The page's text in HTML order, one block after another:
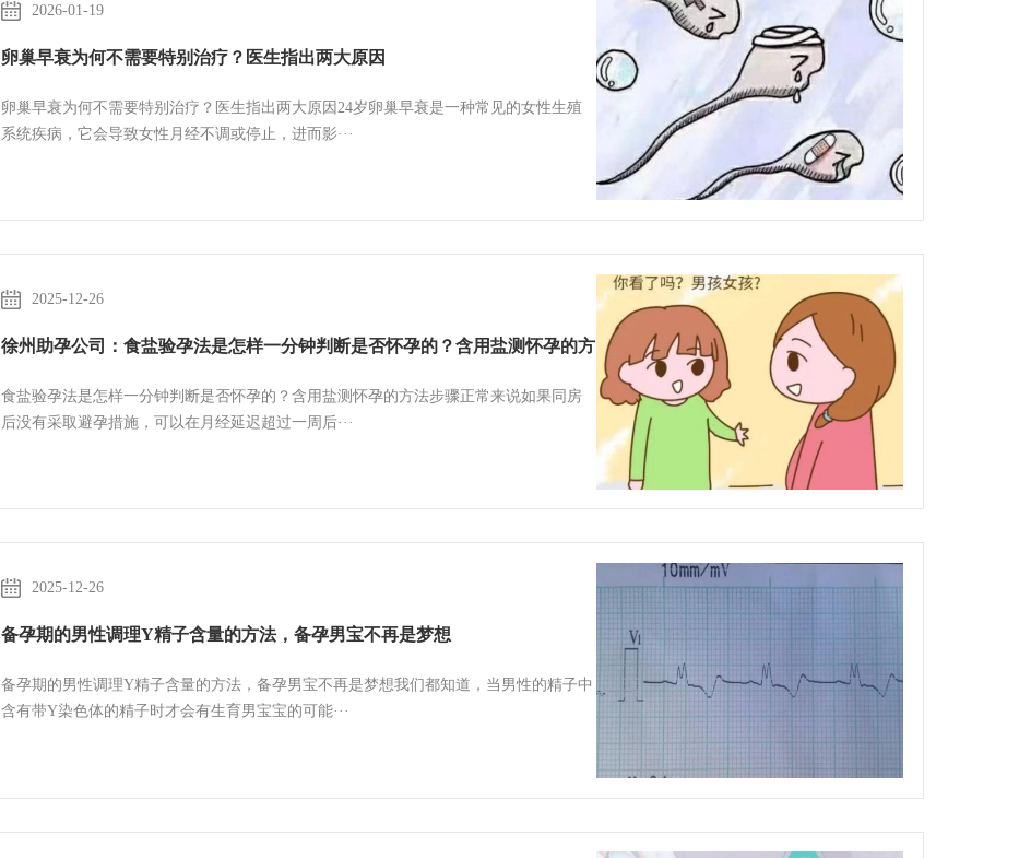
2026-01-19
卵巢早衰为何不需要特别治疗？医生指出两大原因
卵巢早衰为何不需要特别治疗？医生指出两大原因24岁卵巢早衰是一种常见的女性生殖
系统疾病，它会导致女性月经不调或停止，进而影···
2025-12-26
徐州助孕公司：食盐验孕法是怎样一分钟判断是否怀孕的？含用盐测怀孕的方
法步骤
食盐验孕法是怎样一分钟判断是否怀孕的？含用盐测怀孕的方法步骤正常来说如果同房
后没有采取避孕措施，可以在月经延迟超过一周后···
2025-12-26
备孕期的男性调理Y精子含量的方法，备孕男宝不再是梦想
备孕期的男性调理Y精子含量的方法，备孕男宝不再是梦想我们都知道，当男性的精子中
含有带Y染色体的精子时才会有生育男宝宝的可能···